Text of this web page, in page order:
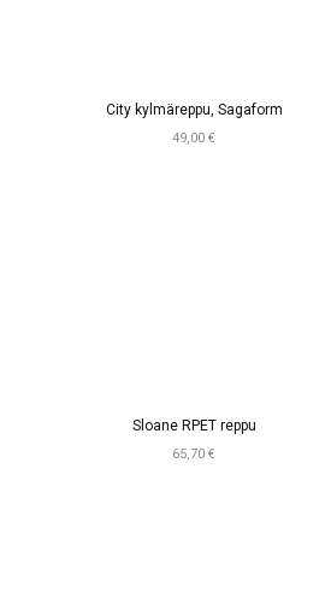
City kylmäreppu, Sagaform
49,00 €
Sloane RPET reppu
65,70 €